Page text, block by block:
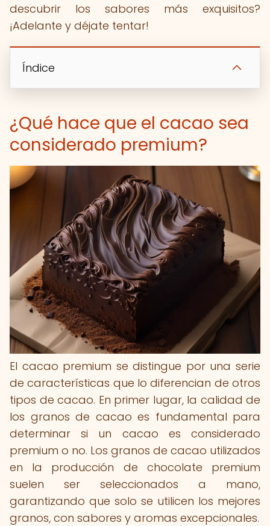
descubrir los sabores más exquisitos?
¡Adelante y déjate tentar!
Índice
¿Qué hace que el cacao sea
considerado premium?
El cacao premium se distingue por una serie
de características que lo diferencian de otros
tipos de cacao. En primer lugar, la calidad de
los granos de cacao es fundamental para
determinar si un cacao es considerado
premium o no. Los granos de cacao utilizados
en la producción de chocolate premium
suelen ser seleccionados a mano,
garantizando que solo se utilicen los mejores
granos, con sabores y aromas excepcionales.